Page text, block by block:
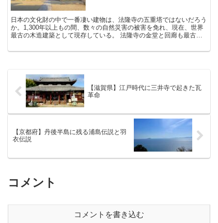
日本の文化財の中で一番凄い建物は、法隆寺の五重塔ではないだろう
か。1,300年以上もの間、数々の自然災害の被害を免れ、現在、世界
最古の木造建築として現存している。 法隆寺の金堂と回廊も最古の
【滋賀県】江戸時代に三井寺で起きた瓦
革命
【京都府】丹後半島に残る浦島伝説と羽
衣伝説
コメント
コメントを書き込む